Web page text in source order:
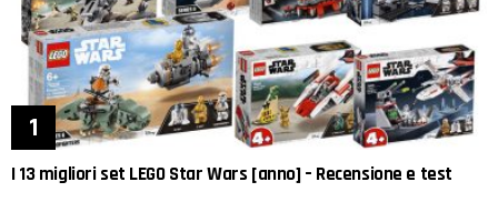
I 13 migliori set LEGO Star Wars [anno] – Recensione e test